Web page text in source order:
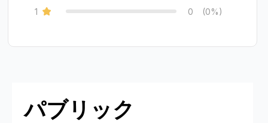
1 0 (0%)
パブリック